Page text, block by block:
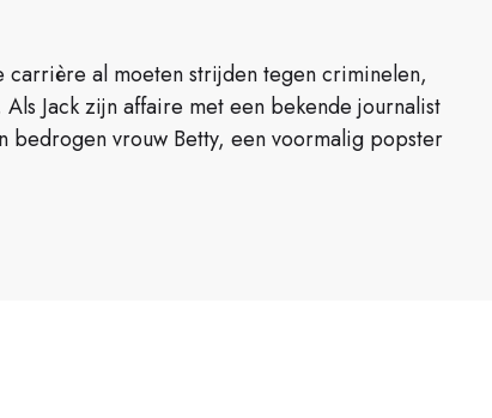
al moeten strijden tegen criminelen,
Jack zijn affaire met een bekende journalist
vrouw Betty, een voormalig popster